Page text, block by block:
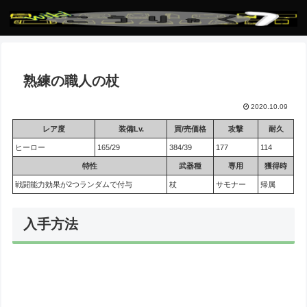
熟練の職人の杖
2020.10.09
レア度 装備Lv. 買/売価格 攻撃 耐久
ヒーロー 165/29 384/39 177 114
特性 武器種 専用 獲得時
戦闘能力効果が2つランダムで付与 杖 サモナー 帰属
入手方法